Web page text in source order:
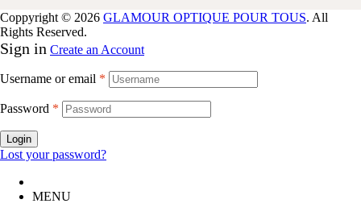
Coppyright © 2026 GLAMOUR OPTIQUE POUR TOUS. All
Rights Reserved.
Sign in Create an Account
Username or email *
Password *
Login
Lost your password?
MENU